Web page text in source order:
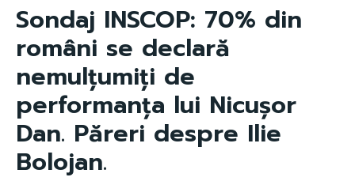
Sondaj INSCOP: 70% din
români se declară
nemulțumiți de
performanța lui Nicușor
Dan. Păreri despre Ilie
Bolojan.